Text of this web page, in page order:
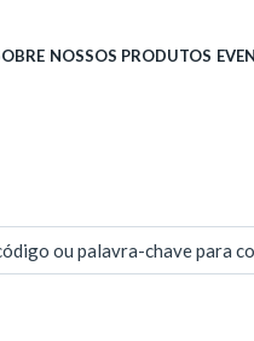
NOSSOS PRODUTOS
ou palavra-chave para